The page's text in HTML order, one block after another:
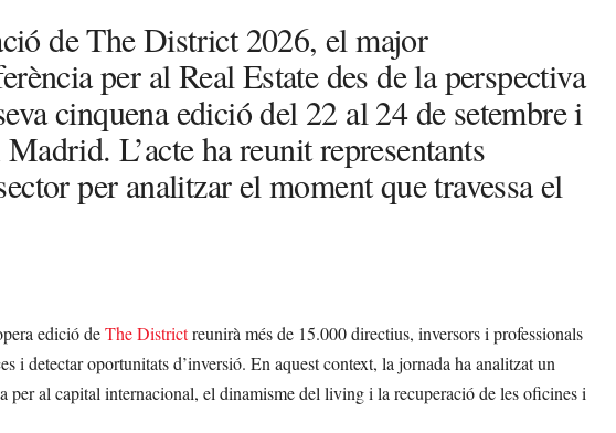
de The District 2026, el major
per al Real Estate des de la perspectiva
cinquena edició del 22 al 24 de setembre i
L’acte ha reunit representants
per analitzar el moment que travessa el
edició deThe Districtreunirà més de 15.000 directius, inversors i professionals
i detectar oportunitats d’inversió. En aquest context, la jornada ha analitzat un
per al capital internacional, el dinamisme del living i la recuperació de les oficines i